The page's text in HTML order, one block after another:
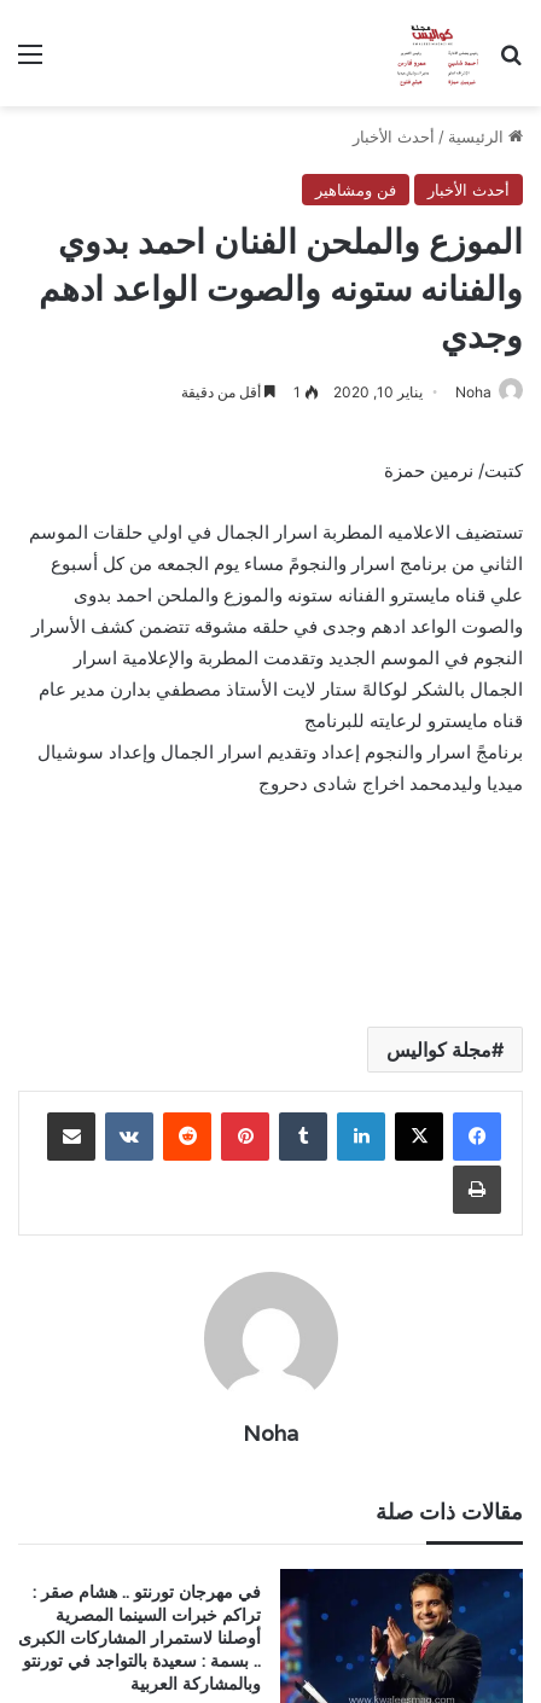
بحث عن
الرئيسية / أحدث الأخبار
أحدث الأخبار فن ومشاهير
الموزع والملحن الفنان احمد بدوي
والفنانه ستونه والصوت الواعد ادهم
وجدي
Noha يناير 10, 2020 1 أقل من دقيقة
كتبت/ نرمين حمزة
تستضيف الاعلاميه المطربة اسرار الجمال في اولي حلقات الموسم
الثاني من برنامج اسرار والنجومً مساء يوم الجمعه من كل أسبوع
علي قناه مايسترو الفنانه ستونه والموزع والملحن احمد بدوى
والصوت الواعد ادهم وجدى في حلقه مشوقه تتضمن كشف الأسرار
النجوم في الموسم الجديد وتقدمت المطربة والإعلامية اسرار
الجمال بالشكر لوكالهً ستار لايت الأستاذ مصطفي بدارن مدير عام
قناه مايسترو لرعايته للبرنامج
برنامجً اسرار والنجوم إعداد وتقديم اسرار الجمال وإعداد سوشيال
ميديا وليدمحمد اخراج شادى دحروج
مجلة كواليس
لينكدإن بينتيريست مشاركة عبر البريد
طباعة
Noha
مقالات ذات صلة
في مهرجان تورنتو .. هشام صقر :
تراكم خبرات السينما المصرية
أوصلنا لاستمرار المشاركات الكبرى
.. بسمة : سعيدة بالتواجد في تورنتو
وبالمشاركة العربية